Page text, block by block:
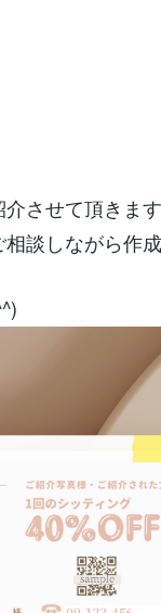
介させて頂きま
談しながら作